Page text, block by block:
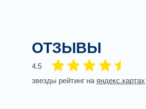
ОТЗЫВЫ
4.5
звезды рейтинг на яндекс.картах